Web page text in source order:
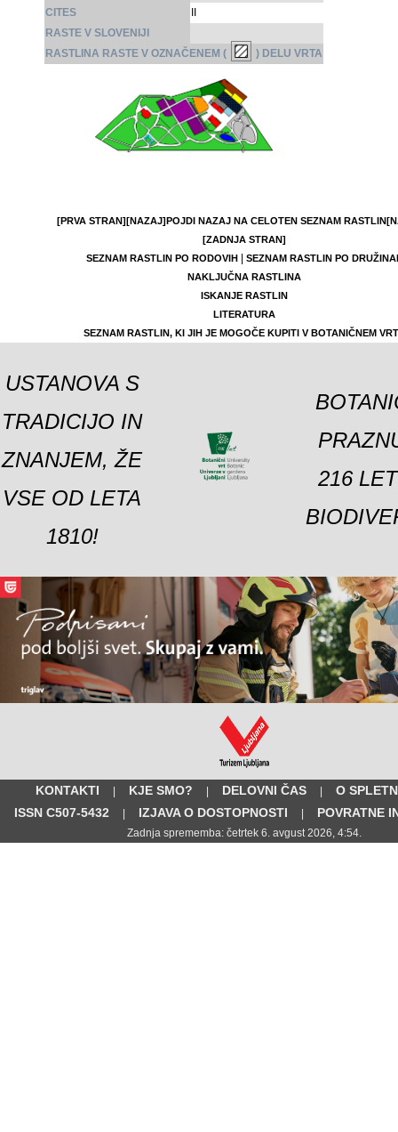
CITES
RASTE V SLOVENIJI
RASTLINA RASTE V OZNAČENEM (
) DELU VRTA
[PRVA STRAN][NAZAJ]POJDI NAZAJ NA CELOTEN SEZNAM RASTLIN
[ZADNJA STRAN]
SEZNAM RASTLIN PO RODOVIH|
SEZNAM RASTLIN PO
NAKLJUČNA RASTLINA
ISKANJE RASTLIN
LITERATURA
SEZNAM RASTLIN, KI JIH JE MOGOČE KUPITI V BOTANIČNEM
USTANOVA S
TRADICIJO IN
ZNANJEM, ŽE
VSE OD LETA
1810!
216
KONTAKTI | KJE SMO? | DELOVNI ČAS |
O
ISSN C507-5432
| IZJAVA O DOSTOPNOSTI | POVRATNE
Zadnja sprememba: četrtek 6. avgust 2026, 4:54.